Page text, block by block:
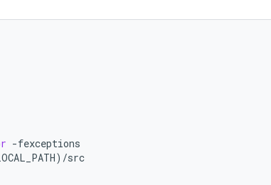
-fexceptions
)/src